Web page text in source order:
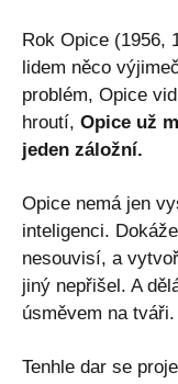
Rok Opice (1956,
lidem něco
problém, Opice
hroutí, Opice už
jeden záložní.
Opice nemá jen
inteligenci.
nesouvisí, a
jiný nepřišel. A
úsměvem na tváři.
Tenhle dar se